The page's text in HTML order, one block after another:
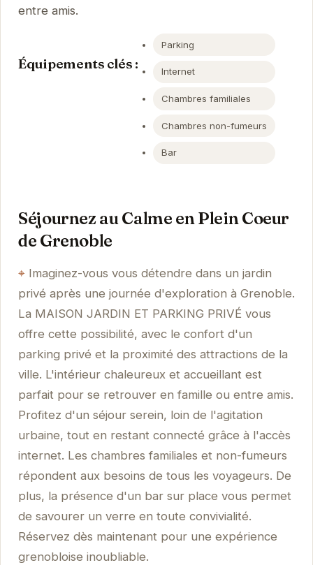
entre amis.
Équipements clés :
Parking
Internet
Chambres familiales
Chambres non-fumeurs
Bar
Séjournez au Calme en Plein Coeur
de Grenoble
Imaginez-vous vous détendre dans un jardin
privé après une journée d'exploration à Grenoble.
La MAISON JARDIN ET PARKING PRIVÉ vous
offre cette possibilité, avec le confort d'un
parking privé et la proximité des attractions de la
ville. L'intérieur chaleureux et accueillant est
parfait pour se retrouver en famille ou entre amis.
Profitez d'un séjour serein, loin de l'agitation
urbaine, tout en restant connecté grâce à l'accès
internet. Les chambres familiales et non-fumeurs
répondent aux besoins de tous les voyageurs. De
plus, la présence d'un bar sur place vous permet
de savourer un verre en toute convivialité.
Réservez dès maintenant pour une expérience
grenobloise inoubliable.